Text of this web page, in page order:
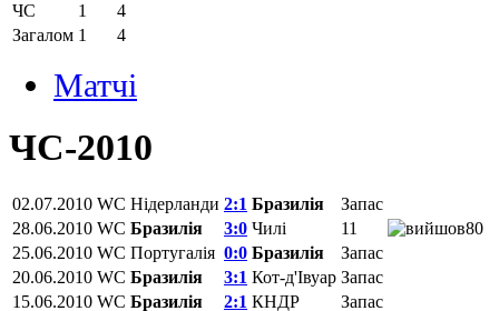
ЧС
1
4
Загалом 1 4
Матчi
ЧС-2010
02.07.2010 WC Нідерланди 2:1 Бразилія
Запас
28.06.2010 WC Бразилія 3:0 Чилі 11
80
25.06.2010 WC Португалія 0:0 Бразилія
Запас
20.06.2010 WC Бразилія 3:1 Кот-д'Івуар Запас
15.06.2010 WC Бразилія 2:1 КНДР Запас